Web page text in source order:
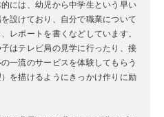
には、幼児から中学生という早い
設けており、自分で職業について
レポートを書くなどしています。
はテレビ局の見学に行ったり、接
一流のサービスを体験してもらう
を描けるようにきっかけ作りに励